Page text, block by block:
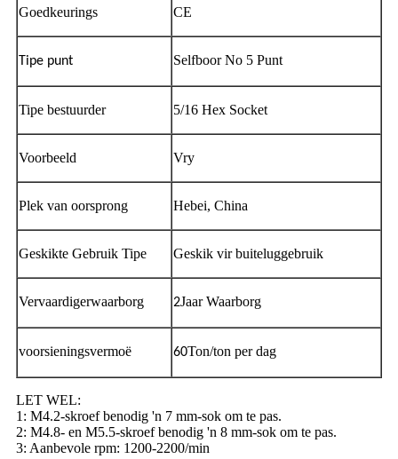
Goedkeurings CE
Tipe punt Selfboor No 5 Punt
Tipe bestuurder 5/16 Hex Socket
Voorbeeld Vry
Plek van oorsprong Hebei, China
Geskikte Gebruik Tipe Geskik vir buiteluggebruik
Vervaardigerwaarborg 2Jaar Waarborg
voorsieningsvermoë 60Ton/ton per dag
LET WEL:
1: M4.2-skroef benodig 'n 7 mm-sok om te pas.
2: M4.8- en M5.5-skroef benodig 'n 8 mm-sok om te pas.
3: Aanbevole rpm: 1200-2200/min